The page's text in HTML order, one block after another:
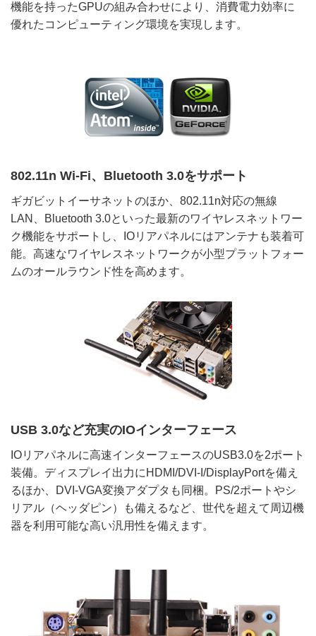
機能を持ったGPUの組み合わせにより、消費電力効率に
優れたコンピューティング環境を実現します。
802.11n Wi-Fi、Bluetooth 3.0をサポート
ギガビットイーサネットのほか、802.11n対応の無線
LAN、Bluetooth 3.0といった最新のワイヤレスネットワー
ク機能をサポートし、IOリアパネルにはアンテナも装着可
能。高速なワイヤレスネットワークが小型プラットフォー
ムのオールラウンド性を高めます。
USB 3.0など充実のIOインターフェース
IOリアパネルに高速インターフェースのUSB3.0を2ポート
装備。ディスプレイ出力にHDMI/DVI-I/DisplayPortを備え
るほか、DVI-VGA変換アダプタも同梱。PS/2ポートやシ
リアル（ヘッダピン）も備えるなど、世代を超えて周辺機
器を利用可能な高い汎用性を備えます。